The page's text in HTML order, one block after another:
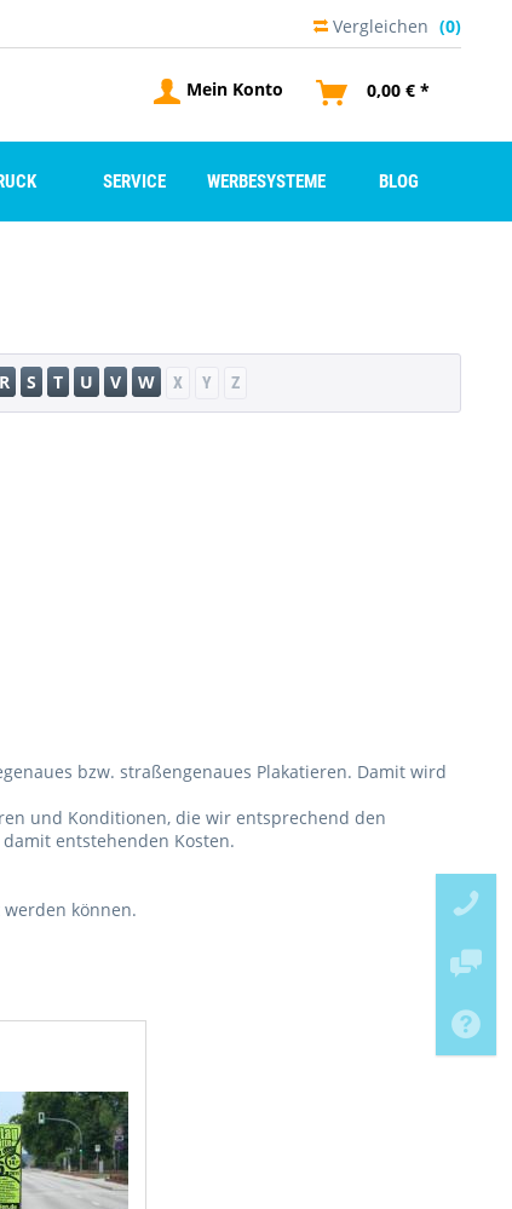
Vergleichen (0)
Mein Konto 0,00 € *
SERVICE WERBESYSTEME BLOG
R S T U V W X Y Z
bzw. straßengenaues Plakatieren. Damit wird
und Konditionen, die wir entsprechend den
entstehenden Kosten.
können.